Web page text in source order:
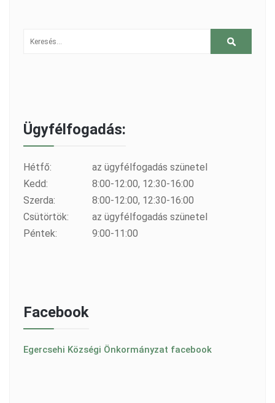
Ügyfélfogadás:
Hétfő:
az ügyfélfogadás szünetel
Kedd:
8:00-12:00, 12:30-16:00
Szerda:
8:00-12:00, 12:30-16:00
Csütörtök:
az ügyfélfogadás szünetel
Péntek:
9:00-11:00
Facebook
Egercsehi Községi Önkormányzat facebook